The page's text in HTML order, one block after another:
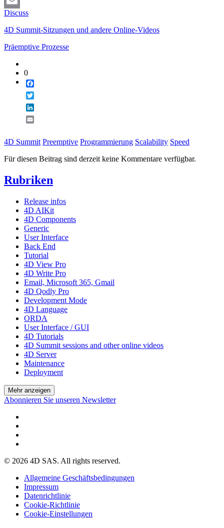
Email
Discuss
4D Summit-Sitzungen und andere Online-Videos
Präemptive Prozesse
0
4D Summit Preemptive Programmierung Scalability Speed
Für diesen Beitrag sind derzeit keine Kommentare verfügbar.
Rubriken
Release infos
4D AIKit
4D Components
Generic
User Interface
Back End
Tutorial
4D View Pro
4D Write Pro
Email, Microsoft 365, Gmail
4D Qodly Pro
Development Mode
4D Language
ORDA
User Interface / GUI
4D Tutorials
4D Summit sessions and other online videos
4D Server
Maintenance
Deployment
Mehr anzeigen
Abonnieren Sie unseren Newsletter
© 2026 4D SAS. All rights reserved.
Allgemeine Geschäftsbedingungen
Impressum
Datenrichtlinie
Cookie-Richtlinie
Cookie-Einstellungen